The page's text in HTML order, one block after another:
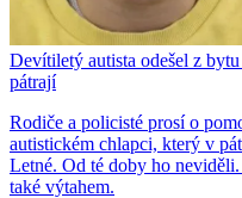
Devítiletý autista odešel z
pátrají
Rodiče a policisté prosí o
autistickém chlapci, který v
Letné. Od té doby ho
také výtahem.